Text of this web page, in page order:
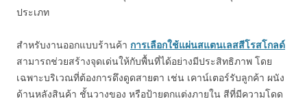
ประเภท
สำหรับงานออกแบบร้านค้า การเลือกใช้แผ่นสแตนเลสสีโรสโกลด์
สามารถช่วยสร้างจุดเด่นให้กับพื้นที่ได้อย่างมีประสิทธิภาพ โดย
เฉพาะบริเวณที่ต้องการดึงดูดสายตา เช่น เคาน์เตอร์รับลูกค้า ผนัง
ด้านหลังสินค้า ชั้นวางของ หรือป้ายตกแต่งภายใน สีที่มีความโดด